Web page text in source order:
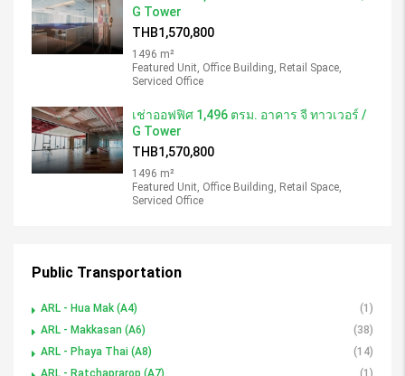
G Tower
THB1,570,800
1496 m²
Featured Unit, Office Building, Retail Space,
Serviced Office
เช่าออฟฟิศ 1,496 ตรม. อาคาร จี ทาวเวอร์ /
G Tower
THB1,570,800
1496 m²
Featured Unit, Office Building, Retail Space,
Serviced Office
Public Transportation
ARL - Hua Mak (A4)
(1)
ARL - Makkasan (A6)
(38)
ARL - Phaya Thai (A8)
(14)
ARL - Ratchaprarop (A7)
(1)